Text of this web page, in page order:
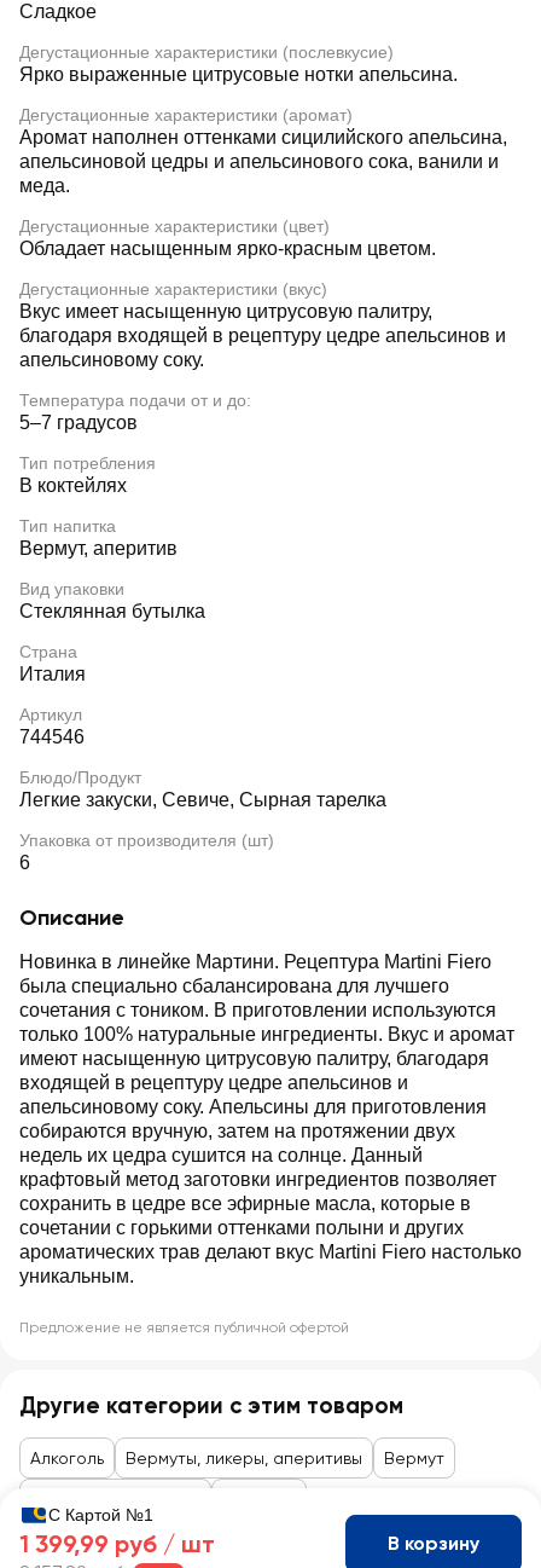
Сладкое
Дегустационные характеристики (послевкусие)
Ярко выраженные цитрусовые нотки апельсина.
Дегустационные характеристики (аромат)
Аромат наполнен оттенками сицилийского апельсина,
апельсиновой цедры и апельсинового сока, ванили и
меда.
Дегустационные характеристики (цвет)
Обладает насыщенным ярко-красным цветом.
Дегустационные характеристики (вкус)
Вкус имеет насыщенную цитрусовую палитру,
благодаря входящей в рецептуру цедре апельсинов и
апельсиновому соку.
Температура подачи от и до:
5–7 градусов
Тип потребления
В коктейлях
Тип напитка
Вермут, аперитив
Вид упаковки
Стеклянная бутылка
Страна
Италия
Артикул
744546
Блюдо/Продукт
Легкие закуски, Севиче, Сырная тарелка
Упаковка от производителя (шт)
6
Описание
Новинка в линейке Мартини. Рецептура Martini Fiero
была специально сбалансирована для лучшего
сочетания с тоником. В приготовлении используются
только 100% натуральные ингредиенты. Вкус и аромат
имеют насыщенную цитрусовую палитру, благодаря
входящей в рецептуру цедре апельсинов и
апельсиновому соку. Апельсины для приготовления
собираются вручную, затем на протяжении двух
недель их цедра сушится на солнце. Данный
крафтовый метод заготовки ингредиентов позволяет
сохранить в цедре все эфирные масла, которые в
сочетании с горькими оттенками полыни и других
ароматических трав делают вкус Martini Fiero настолько
уникальным.
Предложение не является публичной офертой
Другие категории с этим товаром
Алкоголь Вермуты, ликеры, аперитивы Вермут
С Картой №1
1 399,99 руб / шт В корзину